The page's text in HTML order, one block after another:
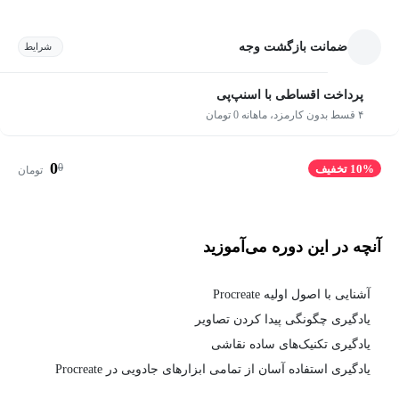
ضمانت بازگشت وجه شرایط
پرداخت اقساطی با اسنپ‌پی
۴ قسط بدون کارمزد، ماهانه 0 تومان
10% تخفیف 0
0 تومان
آنچه در این دوره می‌آموزید
آشنایی با اصول اولیه Procreate
یادگیری چگونگی پیدا کردن تصاویر
یادگیری تکنیک‌های ساده نقاشی
یادگیری استفاده آسان از تمامی ابزارهای جادویی در Procreate